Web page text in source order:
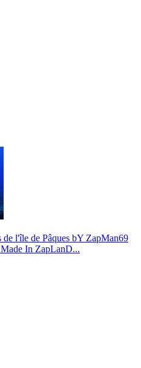
de l'île de Pâques bY ZapMan69
In ZapLanD...